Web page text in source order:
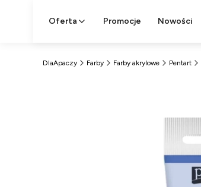
Oferta Promocje Nowości
DlaApaczy Farby Farby akrylowe Pentart